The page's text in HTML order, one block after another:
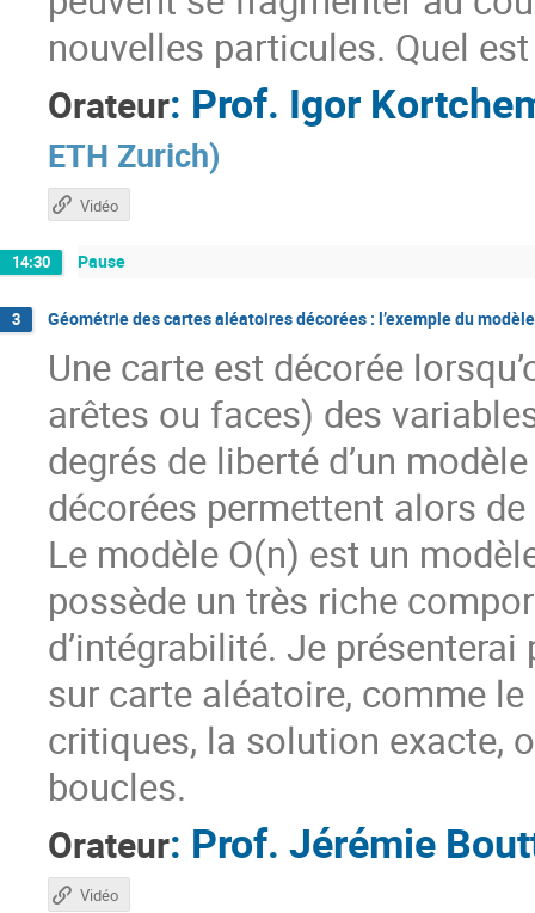
nouvelles particules. Quel
Orateur: Prof. Igor
ETH Zurich)
Vidéo
14:30 Pause
3 Géométrie des cartes aléatoires décorées : l’exemple du
Une carte est décorée
arêtes ou faces) des
degrés de liberté d’un
décorées permettent alors
Le modèle O(n) est un
possède un très riche
d’intégrabilité. Je
sur carte aléatoire, comme
critiques, la solution exacte,
boucles.
Orateur: Prof. Jérémie
Vidéo